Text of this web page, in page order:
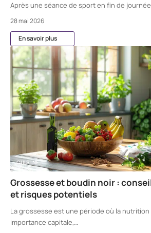
Après une séance de sport en fin de
28 mai 2026
En savoir plus
CUISINE
Grossesse et boudin noir :
et risques potentiels
La grossesse est une période où la
importance capitale,…